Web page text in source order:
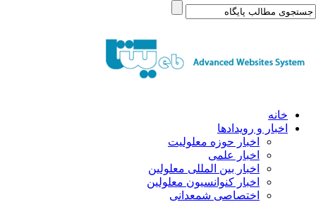
خانه
اخبار و رویدادها
اخبار حوزه معلولیت
اخبار علمی
اخبار بین المللی معلولین
اخبار کنوانسیون معلولین
اختصاصی شمعدانی